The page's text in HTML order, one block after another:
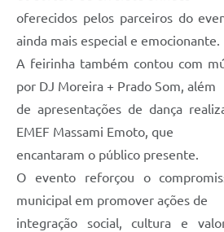
oferecidos pelos parceiros do
ainda mais especial e emocionante.
A feirinha também contou com
por DJ Moreira + Prado Som, além
de apresentações de dança
EMEF Massami Emoto, que
encantaram o público presente.
O evento reforçou o
municipal em promover ações de
integração social, cultura e